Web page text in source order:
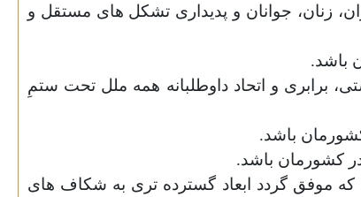
زنان، جوانان و پدیداری تشکل های مستقل و
باشد.
و اتحاد داوطلبانه همه ملل تحت ستمِ
باشد.
کشورمان باشد.
که موفق گردد ابعاد گسترده تری به شکاف های